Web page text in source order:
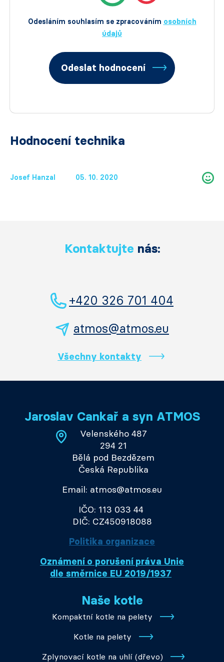
Odesláním souhlasím se zpracováním osobních
údajů
Odeslat hodnocení
Hodnocení technika
Josef Hanzal 05. 10. 2020
Kontaktujte nás:
+420 326 701 404
atmos@atmos.eu
Všechny kontakty
Jaroslav Cankař a syn ATMOS
Velenského 487
294 21
Bělá pod Bezdězem
Česká Republika
Email: atmos@atmos.eu
IČO: 113 033 44
DIČ: CZ450918088
Politika organizace
Oznámení o porušení práva Unie
dle směrnice EU 2019/1937
Naše kotle
Kompaktní kotle na pelety
Kotle na pelety
Zplynovací kotle na uhlí (dřevo)